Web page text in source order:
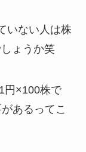
いない人は株
ょうか笑
円×100株で
あるってこ